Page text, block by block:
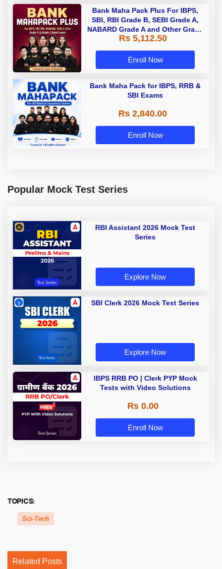
Bank Maha Pack Plus For IBPS,
SBI, RBI Grade B, SEBI Grade A,
NABARD Grade A and Other Grade
A & Grade B Bank Exams
Rs 5,112.50
Enroll Now
Bank Maha Pack for IBPS, RRB &
SBI Exams
Rs 2,840.00
Enroll Now
Popular Mock Test Series
RBI Assistant 2026 Mock Test
Series
Explore Now
SBI Clerk 2026 Mock Test Series
Explore Now
IBPS RRB PO | Clerk PYP Mock
Tests with Video Solutions
Rs 0.00
Enroll Now
TOPICS:
Sci-Tech
Related Posts